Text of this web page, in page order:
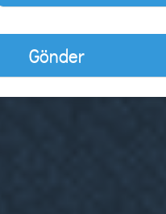
Gönder